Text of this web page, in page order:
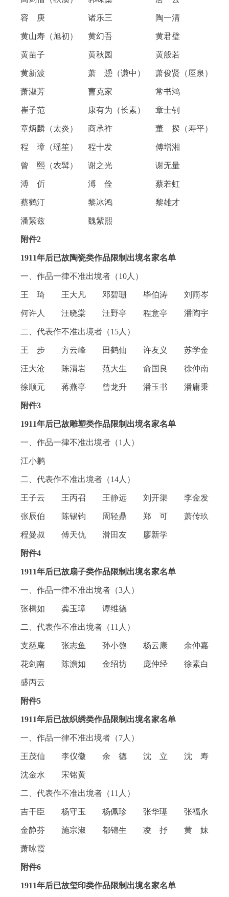
容 庚 诸乐三 陶一清
黄山寿（旭初） 黄幻吾 黄君璧
黄苗子 黄秋园 黄般若
黄新波 萧 愻（谦中） 萧俊贤（厔泉）
萧淑芳 曹克家 常书鸿
崔子范 康有为（长素） 章士钊
章炳麟（太炎） 商承祚 董 揆（寿平）
程 璋（瑶笙） 程十发 傅增湘
曾 熙（农髯） 谢之光 谢无量
溥 伒 溥 佺 蔡若虹
蔡鹤汀 黎冰鸿 黎雄才
潘絜兹 魏紫熙
附件2
1911年后已故陶瓷类作品限制出境名家名单
一、作品一律不准出境者（10人）
王 琦 王大凡 邓碧珊 毕伯涛 刘雨岑
何许人 汪晓棠 汪野亭 程意亭 潘陶宇
二、代表作不准出境者（15人）
王 步 方云峰 田鹤仙 许友义 苏学金
汪大沧 陈渭岩 范大生 俞国良 徐仲南
徐顺元 蒋燕亭 曾龙升 潘玉书 潘庸秉
附件3
1911年后已故雕塑类作品限制出境名家名单
一、作品一律不准出境者（1人）
江小鹣
二、代表作不准出境者（14人）
王子云 王丙召 王静远 刘开渠 李金发
张辰伯 陈锡钧 周轻鼎 郑 可 萧传玖
程曼叔 傅天仇 滑田友 廖新学
附件4
1911年后已故扇子类作品限制出境名家名单
一、作品一律不准出境者（3人）
张楫如 龚玉璋 谭维德
二、代表作不准出境者（11人）
支慈庵 张志鱼 孙小匏 杨云康 余仲嘉
花剑南 陈澹如 金绍坊 庞仲经 徐素白
盛丙云
附件5
1911年后已故织绣类作品限制出境名家名单
一、作品一律不准出境者（7人）
王茂仙 李仪徽 余 德 沈 立 沈 寿
沈金水 宋铭黄
二、代表作不准出境者（11人）
吉干臣 杨守玉 杨佩珍 张华璂 张福永
金静芬 施宗淑 都锦生 凌 抒 黄 妹
萧咏霞
附件6
1911年后已故玺印类作品限制出境名家名单